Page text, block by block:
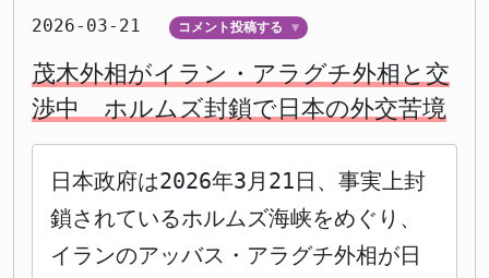
2026-03-21 コメント投稿する ▼
茂木外相がイラン・アラグチ外相と交
渉中 ホルムズ封鎖で日本の外交苦境
日本政府は2026年3月21日、事実上封
鎖されているホルムズ海峡をめぐり、
イランのアッバス・アラグチ外相が日